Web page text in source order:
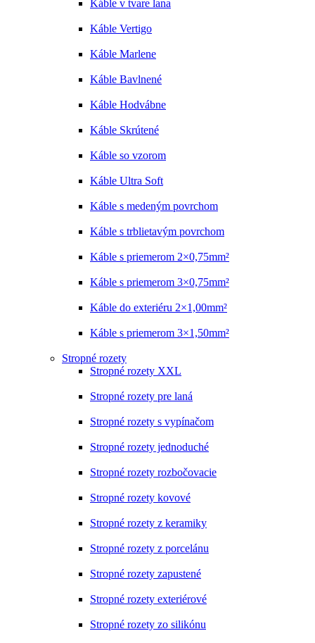
Káble v tvare lana
Káble Vertigo
Káble Marlene
Káble Bavlnené
Káble Hodvábne
Káble Skrútené
Káble so vzorom
Káble Ultra Soft
Káble s medeným povrchom
Káble s trblietavým povrchom
Káble s priemerom 2×0,75mm²
Káble s priemerom 3×0,75mm²
Káble do exteriéru 2×1,00mm²
Káble s priemerom 3×1,50mm²
Stropné rozety
Stropné rozety XXL
Stropné rozety pre laná
Stropné rozety s vypínačom
Stropné rozety jednoduché
Stropné rozety rozbočovacie
Stropné rozety kovové
Stropné rozety z keramiky
Stropné rozety z porcelánu
Stropné rozety zapustené
Stropné rozety exteriérové
Stropné rozety zo silikónu